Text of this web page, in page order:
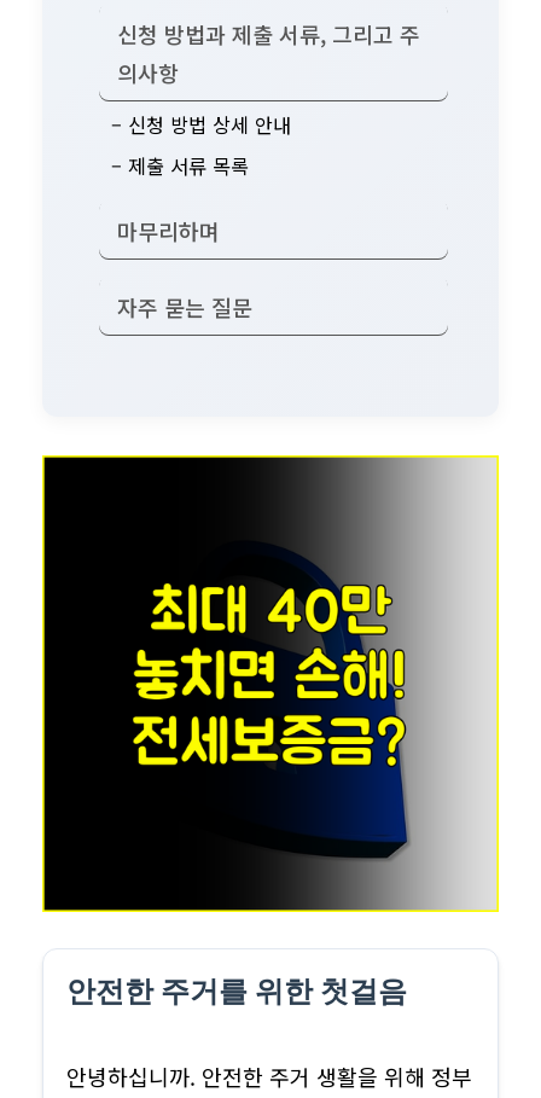
신청 방법과 제출 서류, 그리고 주
의사항
– 신청 방법 상세 안내
– 제출 서류 목록
마무리하며
자주 묻는 질문
안전한 주거를 위한 첫걸음
안녕하십니까. 안전한 주거 생활을 위해 정부